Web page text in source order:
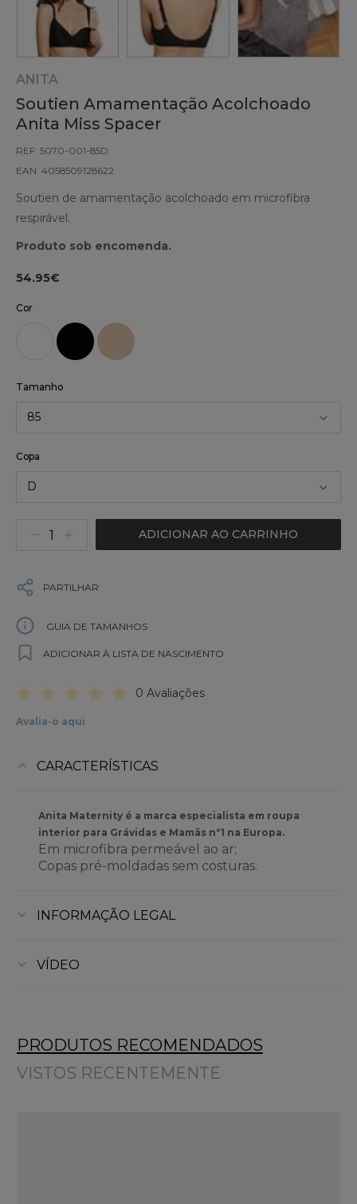
ANITA
Soutien Amamentação Acolchoado
Anita Miss Spacer
REF: 5070-001-85D
EAN: 4058509128622
Soutien de amamentação acolchoado em microfibra
respirável.
Produto sob encomenda.
54.95€
Cor
Tamanho
85
Copa
D
ADICIONAR AO CARRINHO
PARTILHAR
GUIA DE TAMANHOS
ADICIONAR À LISTA DE NASCIMENTO
0 Avaliações
Avalia-o aqui
CARACTERÍSTICAS
Anita Maternity é a marca especialista em roupa
interior para Grávidas e Mamãs nº1 na Europa.
Em microfibra permeável ao ar;
Copas pré-moldadas sem costuras.
INFORMAÇÃO LEGAL
VÍDEO
PRODUTOS RECOMENDADOS
VISTOS RECENTEMENTE